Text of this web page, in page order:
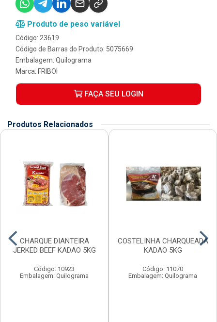
Produto de peso variável
Código: 23619
Código de Barras do Produto: 5075669
Embalagem: Quilograma
Marca: FRIBOI
FAÇA SEU LOGIN
Produtos Relacionados
CHARQUE DIANTEIRA
JERKED BEEF KADAO 5KG
Código: 10923
Embalagem: Quilograma
COSTELINHA CHARQUEADA
KADAO 5KG
Código: 11070
Embalagem: Quilograma